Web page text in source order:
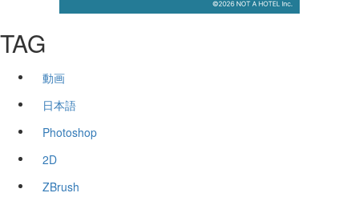
TAG
動画
日本語
Photoshop
2D
ZBrush